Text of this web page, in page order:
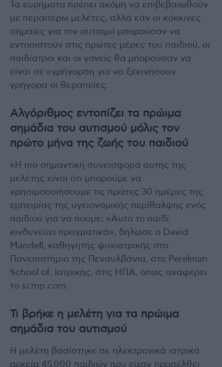
Τα ευρήματα πρέπει ακόμη να επιβεβαιωθούν
με περαιτέρω μελέτες, αλλά εάν οι κόκκινες
σημαίες για τον αυτισμό μπορούσαν να
εντοπιστούν στις πρώτες μέρες του παιδιού, οι
παιδίατροι και οι γονείς θα μπορούσαν να
είναι σε εγρήγορση για να ξεκινήσουν
γρήγορα οι θεραπείες.
Αλγόριθμος εντοπίζει τα πρώιμα
σημάδια του αυτισμού μόλις τον
πρώτο μήνα της ζωής του παιδιού
«Η πιο σημαντική συνεισφορά αυτής της
μελέτης είναι ότι μπορούμε να
χρησιμοποιήσουμε τις πρώτες 30 ημέρες της
εμπειρίας της υγειονομικής περίθαλψης ενός
παιδιού για να πούμε: «Αυτό το παιδί
κινδυνεύει πραγματικά», δήλωσε ο David
Mandell, καθηγητής ψυχιατρικής στο
Πανεπιστήμιο της Πενσυλβάνια, στο Perelman
School of. Ιατρικής, στις ΗΠΑ, όπως αναφέρει
το scmp.com.
Τι βρήκε η μελέτη για τα πρώιμα
σημάδια του αυτισμού
Η μελέτη βασίστηκε σε ηλεκτρονικά ιατρικά
αρχεία 45.000 παιδιών που είχαν προσέλθει